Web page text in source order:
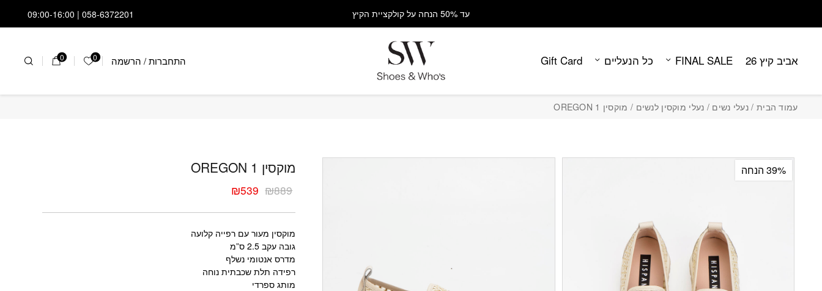
עד 50% הנחה על קולקציית הקיץ 058-6372201 | 09:00-16:00
אביב קיץ 26 FINAL SALE כל הנעליים Gift Card התחברות/ הרשמה 0הרשימה שלי
0
עמוד הבית / נעלי נשים / נעלי מוקסין לנשים / מוקסין OREGON 1
מוקסין OREGON 1
₪889
המחיר
המקורי
₪889.
₪539 המחיר
הנוכחי
₪539.
מוקסין מעור עם רפייה קלועה
גובה עקב 2.5 ס”מ
מדרס אנטומי נשלף
רפידה תלת שכבתית נוחה
מותג ספרדי
39% הנחה